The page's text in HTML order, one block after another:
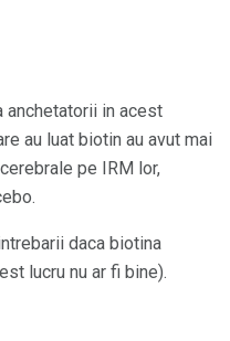
anchetatorii in acest
au luat biotin au avut mai
pe IRM lor,
daca biotina
lucru nu ar fi bine).